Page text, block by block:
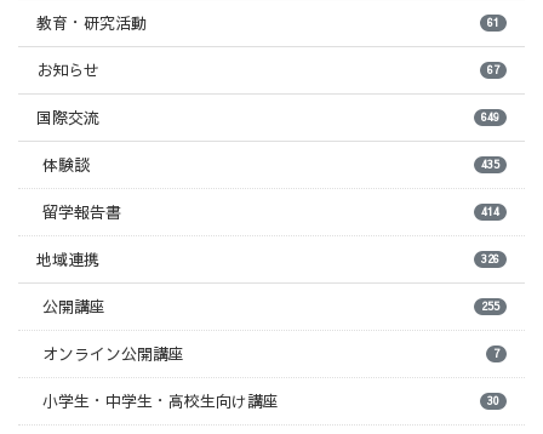
教育・研究活動 61
お知らせ 67
国際交流 649
体験談 435
留学報告書 414
地域連携 326
公開講座 255
オンライン公開講座 7
小学生・中学生・高校生向け講座 30